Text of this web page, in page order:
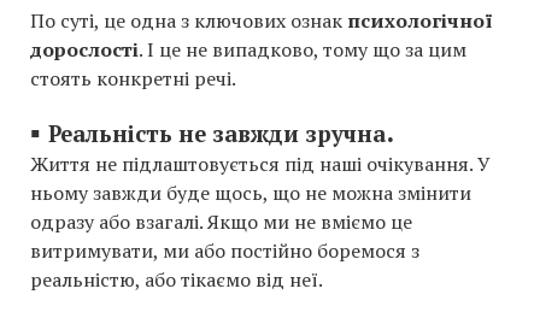
По суті, це одна з ключових ознак психологічної
дорослості. І це не випадково, тому що за цим
стоять конкретні речі.
▪️ Реальність не завжди зручна.
Життя не підлаштовується під наші очікування. У
ньому завжди буде щось, що не можна змінити
одразу або взагалі. Якщо ми не вміємо це
витримувати, ми або постійно боремося з
реальністю, або тікаємо від неї.